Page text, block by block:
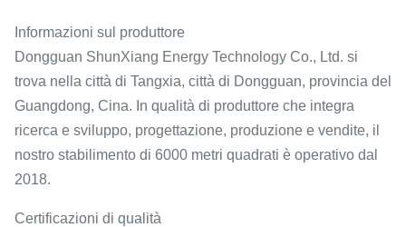
Informazioni sul produttore
Dongguan ShunXiang Energy Technology Co., Ltd. si
trova nella città di Tangxia, città di Dongguan, provincia del
Guangdong, Cina. In qualità di produttore che integra
ricerca e sviluppo, progettazione, produzione e vendite, il
nostro stabilimento di 6000 metri quadrati è operativo dal
2018.
Certificazioni di qualità